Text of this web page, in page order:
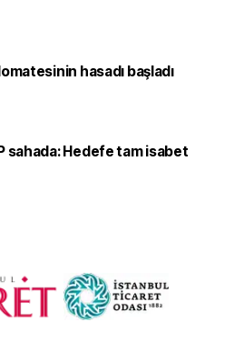
hasadı başladı
sahada: Hedefe tam isabet